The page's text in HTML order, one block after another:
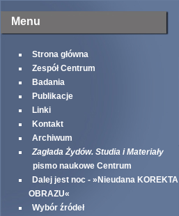
Menu
Strona główna
Zespół Centrum
Badania
Publikacje
Linki
Kontakt
Archiwum
Zagłada Żydów. Studia i Materiały
pismo naukowe Centrum
Dalej jest noc - »Nieudana KOREKTA
OBRAZU«
Wybór źródeł